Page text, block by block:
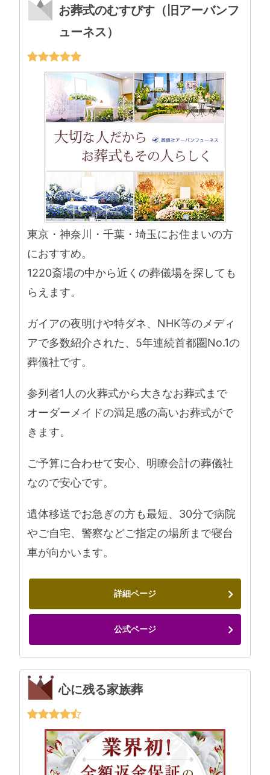
お葬式のむすびす（旧アーバンフ
ューネス）
東京・神奈川・千葉・埼玉にお住まいの方
におすすめ。
1220斎場の中から近くの葬儀場を探しても
らえます。
ガイアの夜明けや特ダネ、NHK等のメディ
アで多数紹介された、5年連続首都圏No.1の
葬儀社です。
参列者1人の火葬式から大きなお葬式まで
オーダーメイドの満足感の高いお葬式がで
きます。
ご予算に合わせて安心、明瞭会計の葬儀社
なので安心です。
遺体移送でお急ぎの方も最短、30分で病院
やご自宅、警察などご指定の場所まで寝台
車が向かいます。
詳細ページ
公式ページ
心に残る家族葬